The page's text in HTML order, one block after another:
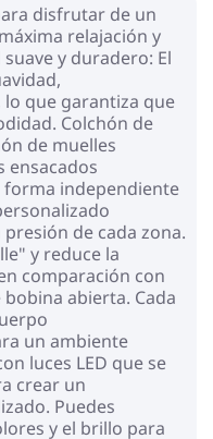
disfrutar de un
relajación y
y duradero: El
que garantiza que
Colchón de
de muelles
ensacados
independiente
de cada zona.
y reduce la
comparación con
abierta. Cada
un ambiente
luces LED que se
crear un
Puedes
y el brillo para